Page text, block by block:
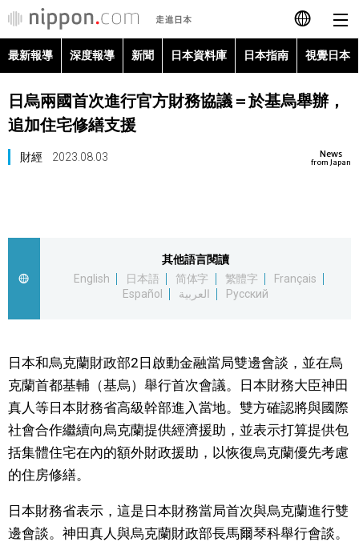
日本語
English
最新報導
視覺日本
臺灣香港
更多
人物訪談 official SNS
最新報導 深度報導 新聞 日本資料庫 日本指南 視覺日本
日烏兩國首次進行官方財務協議＝於基烏舉辦，
追加住宅修繕支援
News
from Japan
財經 2023.08.03
其他語言閱讀
English
日本語 简体字 繁體字
Français
Español
العربية Русский
日本和烏克蘭財政部2日啟動金融當局雙邊會談，並在烏
克蘭首都基輔（基烏）舉行首次會議。日本財務大臣神田
真人等日本財務省高級幹部進入當地。雙方確認將與國際
社會合作繼續向烏克蘭提供經濟援助，並表示打算提供包
括集體住宅在內的額外財政援助，以恢復烏克蘭優先考慮
的住房修繕。
日本財務省表示，這是日本財務當局首次與烏克蘭進行雙
邊會談。神田真人與烏克蘭財政部長馬爾琴科舉行會談。